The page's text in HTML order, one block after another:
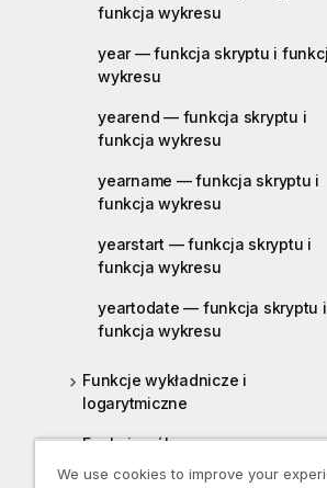
funkcja wykresu
year — funkcja skryptu i
wykresu
yearend — funkcja skryptu i
funkcja wykresu
yearname — funkcja skryptu i
funkcja wykresu
yearstart — funkcja skryptu i
funkcja wykresu
yeartodate — funkcja skryptu i
funkcja wykresu
Funkcje wykładnicze i
logarytmiczne
Funkcje pól
Funkcje pliku
We use cookies to improve your